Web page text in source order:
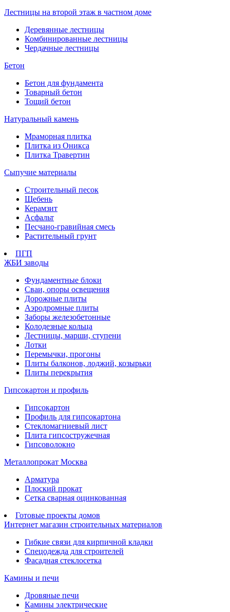
Лестницы на второй этаж в частном доме
Деревянные лестницы
Комбинированные лестницы
Чердачные лестницы
Бетон
Бетон для фундамента
Товарный бетон
Тощий бетон
Натуральный камень
Мраморная плитка
Плитка из Оникса
Плитка Травертин
Сыпучие материалы
Строительный песок
Щебень
Керамзит
Асфальт
Песчано-гравийная смесь
Растительный грунт
ПГП
ЖБИ заводы
Фундаментные блоки
Сваи, опоры освещения
Дорожные плиты
Аэродромные плиты
Заборы железобетонные
Колодезные кольца
Лестницы, марши, ступени
Лотки
Перемычки, прогоны
Плиты балконов, лоджий, козырьки
Плиты перекрытия
Гипсокартон и профиль
Гипсокартон
Профиль для гипсокартона
Стекломагниевый лист
Плита гипсостружечная
Гипсоволокно
Металлопрокат Москва
Арматура
Плоский прокат
Сетка сварная оцинкованная
Готовые проекты домов
Интернет магазин строительных материалов
Гибкие связи для кирпичной кладки
Спецодежда для строителей
Фасадная стеклосетка
Камины и печи
Дровяные печи
Камины электрические